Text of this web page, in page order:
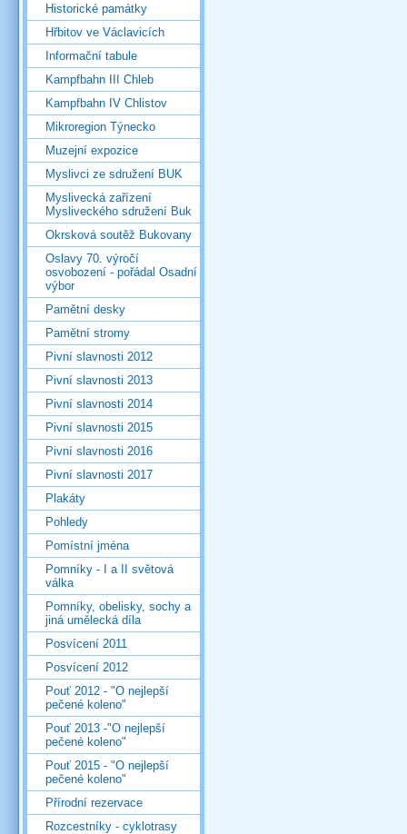
Historické památky
Hřbitov ve Václavicích
Informační tabule
Kampfbahn III Chleb
Kampfbahn IV Chlistov
Mikroregion Týnecko
Muzejní expozice
Myslivci ze sdružení BUK
Myslivecká zařízení
Mysliveckého sdružení Buk
Okrsková soutěž Bukovany
Oslavy 70. výročí
osvobození - pořádal Osadní
výbor
Pamětní desky
Pamětní stromy
Pivní slavnosti 2012
Pivní slavnosti 2013
Pivní slavnosti 2014
Pivní slavnosti 2015
Pivní slavnosti 2016
Pivní slavnosti 2017
Plakáty
Pohledy
Pomístní jména
Pomníky - I a II světová
válka
Pomníky, obelisky, sochy a
jiná umělecká díla
Posvícení 2011
Posvícení 2012
Pouť 2012 - "O nejlepší
pečené koleno"
Pouť 2013 -"O nejlepší
pečené koleno"
Pouť 2015 - "O nejlepší
pečené koleno"
Přírodní rezervace
Rozcestníky - cyklotrasy